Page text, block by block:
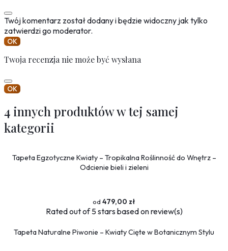
Twój komentarz został dodany i będzie widoczny jak tylko
zatwierdzi go moderator.
OK
Twoja recenzja nie może być wysłana
OK
4 innych produktów w tej samej
kategorii
Tapeta Egzotyczne Kwiaty – Tropikalna Roślinność do Wnętrz –
Odcienie bieli i zieleni
479,00 zł
Ratedout of 5 stars based onreview(s)
Tapeta Naturalne Piwonie – Kwiaty Cięte w Botanicznym Stylu